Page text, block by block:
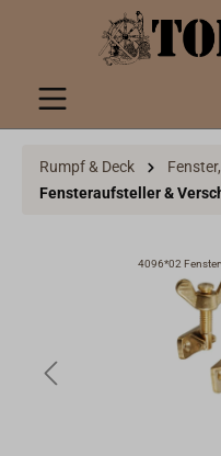
springen
Rumpf & Deck
Fensteraufsteller &
4096*02